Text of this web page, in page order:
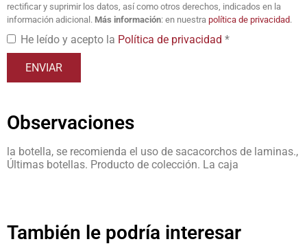
rectificar y suprimir los datos, así como otros derechos, indicados en la
información adicional. Más información: en nuestra política de privacidad.
He leído y acepto la Política de privacidad *
Observaciones
la botella, se recomienda el uso de sacacorchos de laminas.,
Últimas botellas. Producto de colección. La caja
También le podría interesar